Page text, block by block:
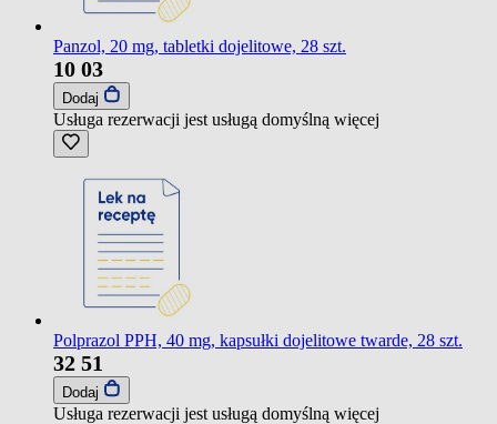
Panzol, 20 mg, tabletki dojelitowe, 28 szt.
10 03
Dodaj
Usługa rezerwacji jest usługą domyślną więcej
Polprazol PPH, 40 mg, kapsułki dojelitowe twarde, 28 szt.
32 51
Dodaj
Usługa rezerwacji jest usługą domyślną więcej